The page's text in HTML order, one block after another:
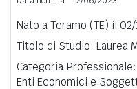
Nato a Teramo (TE) il 02/
Titolo di Studio: Laurea
Categoria
Enti Economici e